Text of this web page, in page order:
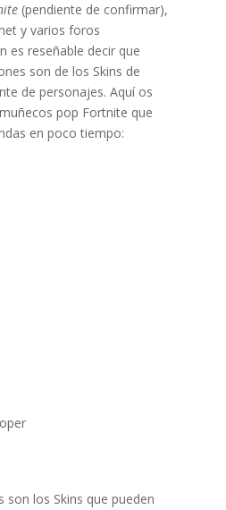
(pendiente de confirmar),
y varios foros
es reseñable decir que
son de los Skins de
de personajes. Aquí os
pop Fortnite que
en poco tiempo:
son los Skins que pueden